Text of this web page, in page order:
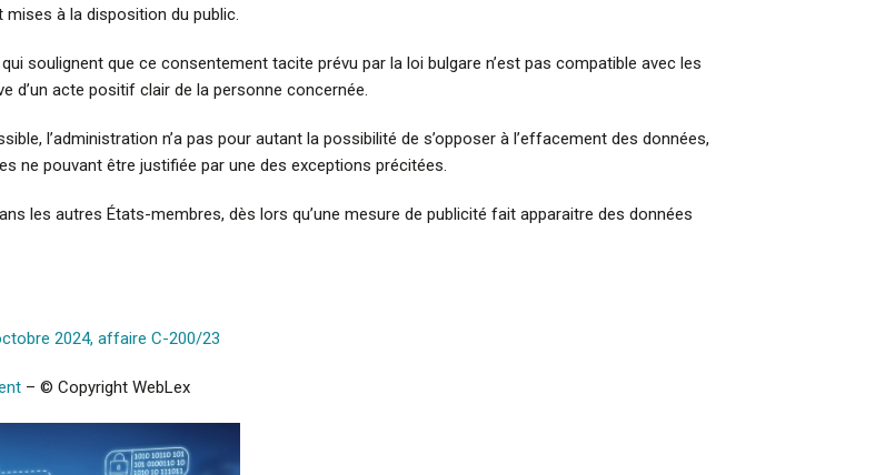
mises à la disposition du public.
soulignent que ce consentement tacite prévu par la loi bulgare n’est pas compatible avec les
d’un acte positif clair de la personne concernée.
l’administration n’a pas pour autant la possibilité de s’opposer à l’effacement des données,
ne pouvant être justifiée par une des exceptions précitées.
les autres États-membres, dès lors qu’une mesure de publicité fait apparaitre des données
2024, affaire C-200/23
– © Copyright WebLex